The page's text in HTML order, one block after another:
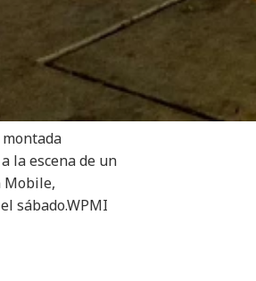
la escena de un
sábado.WPMI